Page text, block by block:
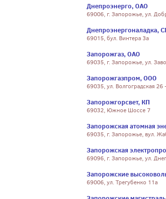
Днепроэнерго, ОАО
69006, г. Запорожье, ул.
Днепроэнергоналадка,
69015, бул. Винтера 3а
Запорожгаз, ОАО
69035, г. Запорожье, ул.
Запорожгазпром, ООО
69035, ул. Волгоградская 26
Запорожгорсвет, КП
69032, Южное Шоссе 7
Запорожская атомная
69035, г. Запорожье, вул.
Запорожская
69096, г. Запорожье, ул.
Запорожские
69006, ул. Трегубенко 11а